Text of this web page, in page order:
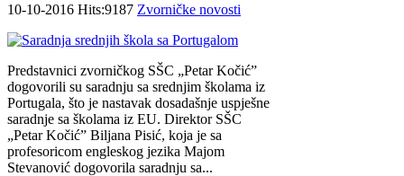
10-10-2016 Hits:9187 Zvorničke novosti
Predstavnici zvorničkog SŠC „Petar Kočić”
dogovorili su saradnju sa srednjim školama iz
Portugala, što je nastavak dosadašnje uspješne
saradnje sa školama iz EU. Direktor SŠC
„Petar Kočić” Biljana Pisić, koja je sa
profesoricom engleskog jezika Majom
Stevanović dogovorila saradnju sa...